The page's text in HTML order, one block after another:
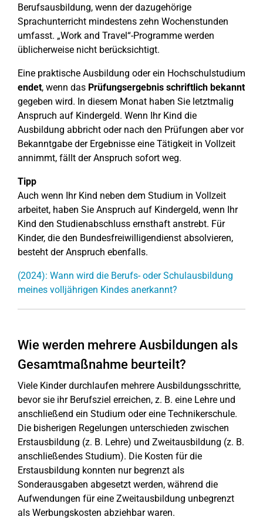
Berufsausbildung, wenn der dazugehörige
Sprachunterricht mindestens zehn Wochenstunden
umfasst. „Work and Travel“-Programme werden
üblicherweise nicht berücksichtigt.
Eine praktische Ausbildung oder ein Hochschulstudium
endet, wenn das Prüfungsergebnis schriftlich bekannt
gegeben wird. In diesem Monat haben Sie letztmalig
Anspruch auf Kindergeld. Wenn Ihr Kind die
Ausbildung abbricht oder nach den Prüfungen aber vor
Bekanntgabe der Ergebnisse eine Tätigkeit in Vollzeit
annimmt, fällt der Anspruch sofort weg.
Tipp
Auch wenn Ihr Kind neben dem Studium in Vollzeit
arbeitet, haben Sie Anspruch auf Kindergeld, wenn Ihr
Kind den Studienabschluss ernsthaft anstrebt. Für
Kinder, die den Bundesfreiwilligendienst absolvieren,
besteht der Anspruch ebenfalls.
(2024): Wann wird die Berufs- oder Schulausbildung
meines volljährigen Kindes anerkannt?
Wie werden mehrere Ausbildungen als
Gesamtmaßnahme beurteilt?
Viele Kinder durchlaufen mehrere Ausbildungsschritte,
bevor sie ihr Berufsziel erreichen, z. B. eine Lehre und
anschließend ein Studium oder eine Technikerschule.
Die bisherigen Regelungen unterschieden zwischen
Erstausbildung (z. B. Lehre) und Zweitausbildung (z. B.
anschließendes Studium). Die Kosten für die
Erstausbildung konnten nur begrenzt als
Sonderausgaben abgesetzt werden, während die
Aufwendungen für eine Zweitausbildung unbegrenzt
als Werbungskosten abziehbar waren.